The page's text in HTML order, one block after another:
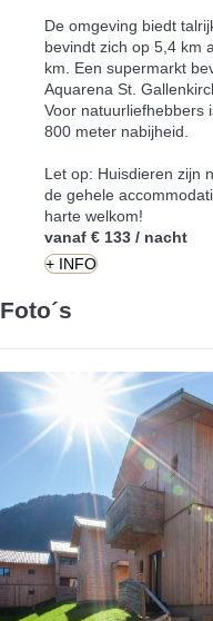
De omgeving biedt
bevindt zich op 5,4 km
km. Een supermarkt
Aquarena St.
Voor natuurliefhebbers
800 meter nabijheid.
Let op: Huisdieren zijn
de gehele
harte welkom!
vanaf € 133 / nacht
+ INFO
Foto´s